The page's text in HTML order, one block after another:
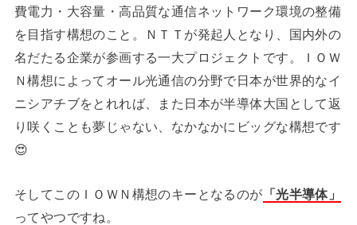
費電力・大容量・高品質な通信ネットワーク環境の整備
を目指す構想のこと。ＮＴＴが発起人となり、国内外の
名だたる企業が参画する一大プロジェクトです。ＩＯＷ
Ｎ構想によってオール光通信の分野で日本が世界的なイ
ニシアチブをとれれば、また日本が半導体大国として返
り咲くことも夢じゃない、なかなかにビッグな構想です
😍
そしてこのＩＯＷＮ構想のキーとなるのが 「光半導体」
ってやつですね。